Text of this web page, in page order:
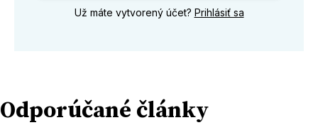
Už máte vytvorený účet? Prihlásiť sa
Odporúčané články